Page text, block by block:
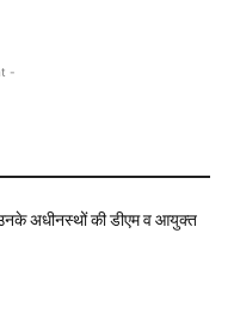
-
अधीनस्थों की डीएम व आयुक्त